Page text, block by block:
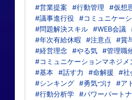
#営業提案
#行動管理
#仮想
#議事進行役 #コミュニケー
#問題解決スキル #WEB会議
#年次有給休暇
#注意点 #賞
#経営理念 #やる気 #管理職
#コミュニケーションマネジメ
#基本
#話す力 #命解援
#社
#シンキング #勇気づけ #ア
#行動分析学 #パワーパート